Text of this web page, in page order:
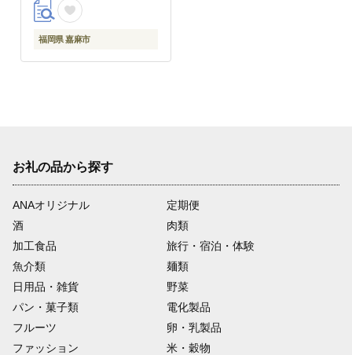
福岡県 嘉麻市
お礼の品から探す
ANAオリジナル
定期便
酒
肉類
加工食品
旅行・宿泊・体験
魚介類
麺類
日用品・雑貨
野菜
パン・菓子類
電化製品
フルーツ
卵・乳製品
ファッション
米・穀物